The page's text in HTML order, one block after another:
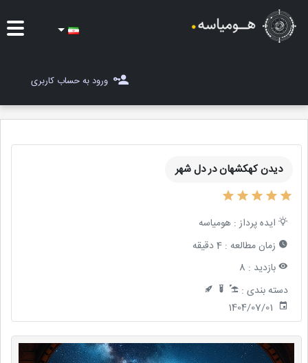
مجله هومیاسه
ورود به حساب کاربری
دیدن کهکشهان در دل شهر
ایده پرداز :هومیاسه
زمان مطالعه :4 دقیقه
بازدید : 8
دسته بندی :
1404/07/01